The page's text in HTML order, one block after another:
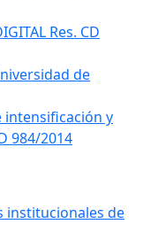
Res. CD
de
intensificación y
984/2014
institucionales de